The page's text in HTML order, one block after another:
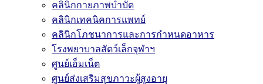
คลินิกกายภาพบำบัด
คลินิกเทคนิคการแพทย์
คลินิกโภชนาการและการกำหนดอาหาร
โรงพยาบาลสัตว์เล็กจุฬาฯ
ศูนย์เอ็มเน็ต
ศูนย์ส่งเสริมสุขภาวะผู้สูงอายุ